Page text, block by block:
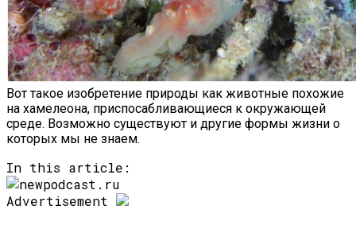
Вот такое изобретение природы как животные похожие
на хамелеона, приспосабливающиеся к окружающей
среде. Возможно существуют и другие формы жизни о
которых мы не знаем.
In this article:
Advertisement